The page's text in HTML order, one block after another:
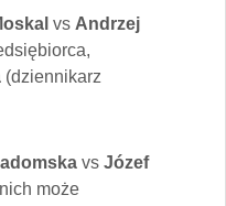
vs Andrzej
(dziennikarz
vs Józef
może